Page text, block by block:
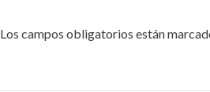
Los campos obligatorios están